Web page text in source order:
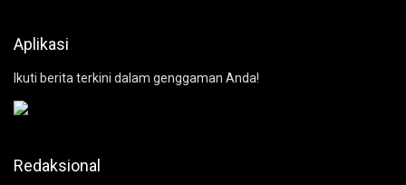
Aplikasi
Ikuti berita terkini dalam genggaman Anda!
Redaksional